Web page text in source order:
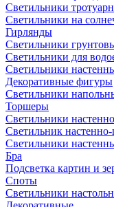
Светильники
Светильники на
Гирлянды
Светильники
Светильники для
Светильники
Декоративные фигуры
Светильники
Торшеры
Светильники
Светильник
Светильники
Бра
Подсветка картин и
Споты
Светильники